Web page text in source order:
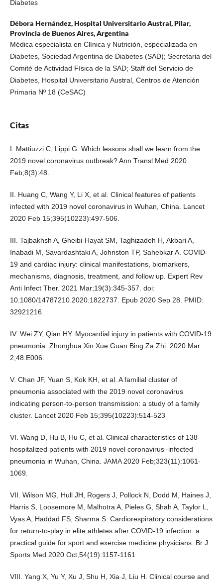
Diabetes
Débora Hernández,Hospital Universitario Austral, Pilar,
Provincia de Buenos Aires, Argentina
Médica especialista en Clínica y Nutrición, especializada en
Diabetes, Sociedad Argentina de Diabetes (SAD); Secretaria del
Comité de Actividad Física de la SAD; Staff del Servicio de
Diabetes, Hospital Universitario Austral, Centros de Atención
Primaria Nº 18 (CeSAC)
Citas
I. Mattiuzzi C, Lippi G. Which lessons shall we learn from the
2019 novel coronavirus outbreak? Ann Transl Med 2020
Feb;8(3):48.
II. Huang C, Wang Y, Li X, et al. Clinical features of patients
infected with 2019 novel coronavirus in Wuhan, China. Lancet
2020 Feb 15;395(10223):497-506.
III. Tajbakhsh A, Gheibi-Hayat SM, Taghizadeh H, Akbari A,
Inabadi M, Savardashtaki A, Johnston TP, Sahebkar A. COVID-
19 and cardiac injury: clinical manifestations, biomarkers,
mechanisms, diagnosis, treatment, and follow up. Expert Rev
Anti Infect Ther. 2021 Mar;19(3):345-357. doi:
10.1080/14787210.2020.1822737. Epub 2020 Sep 28. PMID:
32921216.
IV. Wei ZY, Qian HY. Myocardial injury in patients with COVID-19
pneumonia. Zhonghua Xin Xue Guan Bing Za Zhi. 2020 Mar
2;48:E006.
V. Chan JF, Yuan S, Kok KH, et al. A familial cluster of
pneumonia associated with the 2019 novel coronavirus
indicating person-to-person transmission: a study of a family
cluster. Lancet 2020 Feb 15;395(10223):514-523
VI. Wang D, Hu B, Hu C, et al. Clinical characteristics of 138
hospitalized patients with 2019 novel coronavirus–infected
pneumonia in Wuhan, China. JAMA 2020 Feb;323(11):1061-
1069.
VII. Wilson MG, Hull JH, Rogers J, Pollock N, Dodd M, Haines J,
Harris S, Loosemore M, Malhotra A, Pieles G, Shah A, Taylor L,
Vyas A, Haddad FS, Sharma S. Cardiorespiratory considerations
for return-to-play in elite athletes after COVID-19 infection: a
practical guide for sport and exercise medicine physicians. Br J
Sports Med 2020 Oct;54(19):1157-1161
VIII. Yang X, Yu Y, Xu J, Shu H, Xia J, Liu H. Clinical course and